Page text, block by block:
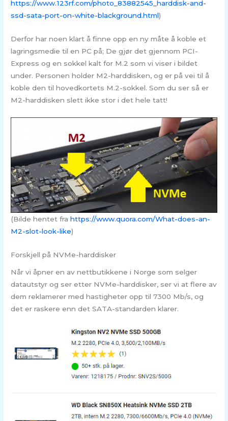
https://www.123rf.com/photo_83882545_harddisk-and-
ssd-sata-port-on-white-blackground.html)
Derfor har noen klart å finne opp en ny måte å koble et
lagringsmedie til en PC på; De gjør det gjennom PCI-
Express og en sokkel kalt for M.2 som vi viser i bildet
under. Personen holder M2-harddisken, og er på vei til å
koble den til hovedkortets M.2-sokkel. Som du ser så er
M2-harddisken slett ikke stor i det hele tatt!
(Bilde hentet frahttps://www.quora.com/What-does-an-
M2-slot-look-like)
Forskjell på NVMe-harddisker
Når vi åpner en av nettbutikkene i Norge som selger
datautstyr og ser etter NVMe-harddisker, ser vi at flere av
dem reklamerer med hastigheter opp til 7300 Mb/s, og
det er raskere enn det SATA-standarden klarer.